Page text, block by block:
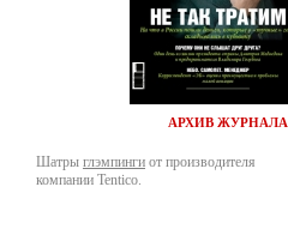
АРХИВ ЖУРНАЛА
Шатры глэмпинги от производителя
компании Tentico.